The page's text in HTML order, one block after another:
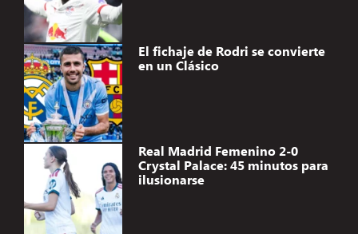
El fichaje de Rodri se convierte
en un Clásico
Real Madrid Femenino 2-0
Crystal Palace: 45 minutos para
ilusionarse